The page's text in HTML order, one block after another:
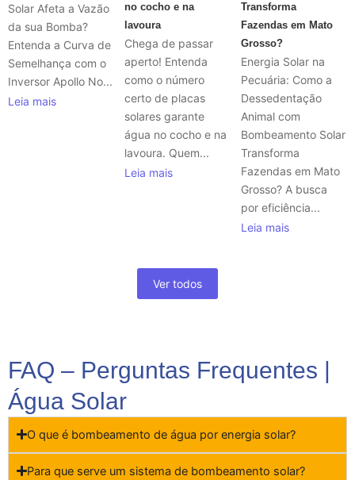
Solar Afeta a Vazão
da sua Bomba?
Entenda a Curva de
Semelhança com o
Inversor Apollo No...
Leia mais
no cocho e na
lavoura
Chega de passar
aperto! Entenda
como o número
certo de placas
solares garante
água no cocho e na
lavoura. Quem...
Leia mais
Transforma
Fazendas em Mato
Grosso?
Energia Solar na
Pecuária: Como a
Dessedentação
Animal com
Bombeamento Solar
Transforma
Fazendas em Mato
Grosso? A busca
por eficiência...
Leia mais
Ver todos
FAQ – Perguntas Frequentes |
Água Solar
O que é bombeamento de água por energia solar?
Para que serve um sistema de bombeamento solar?